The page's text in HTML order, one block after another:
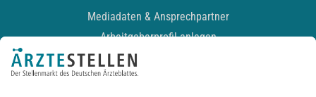
Mediadaten & Ansprechpartner
Arbeitgeberprofil anlegen
Recruiting-Podcast